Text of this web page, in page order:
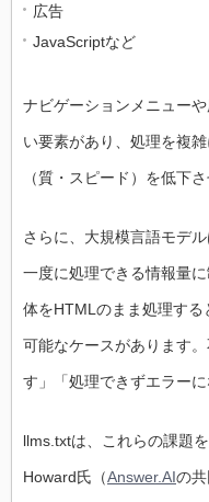
広告
JavaScriptなど
ナビゲーションメニュー
い要素があり、処理を複
（質・スピード）を低下さ
さらに、大規模言語モデ
一度に処理できる情報量
体をHTMLのまま処理す
可能なケースがあります
す」「処理できずエラー
llms.txtは、これらの課題
Howard氏（Answer.AIの